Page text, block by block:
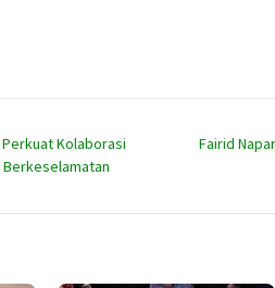
Kolaborasi
Fairid